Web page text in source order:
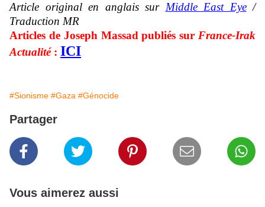
Article original en anglais sur Middle East Eye/
Traduction MR
Articles de Joseph Massad publiés sur France-Irak
Actualité: ICI
#Sionisme #Gaza #Génocide
Partager
Vous aimerez aussi